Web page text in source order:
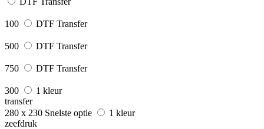
100 DTF Transfer
500 DTF Transfer
750 DTF Transfer
300
1 kleur
transfer
280 x 230 Snelste optie
1 kleur
zeefdruk